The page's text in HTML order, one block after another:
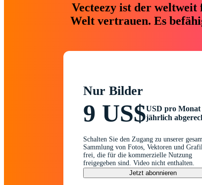
Vecteezy ist der
Welt vertrauen. Es
Nur Bilder
9 US$USD pro Monat
jährlich
Schalten Sie den Zugang zu unserer
Sammlung von Fotos, Vektoren und
frei, die für die kommerzielle Nutzung
freigegeben sind. Video nicht enthalten.
Jetzt abonnieren